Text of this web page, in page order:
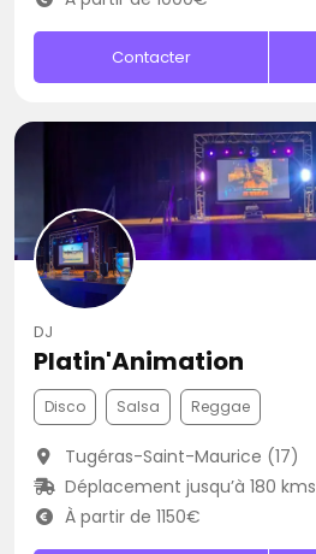
Contacter
DJ
Platin'Animation
Disco Salsa Reggae
Tugéras-Saint-Maurice (17)
Déplacement jusqu’à 180 kms
À partir de 1150€